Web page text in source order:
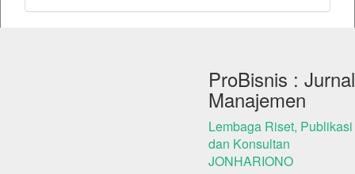
ProBisnis : Jurnal
Manajemen
Lembaga Riset, Publikasi
dan Konsultan
JONHARIONO